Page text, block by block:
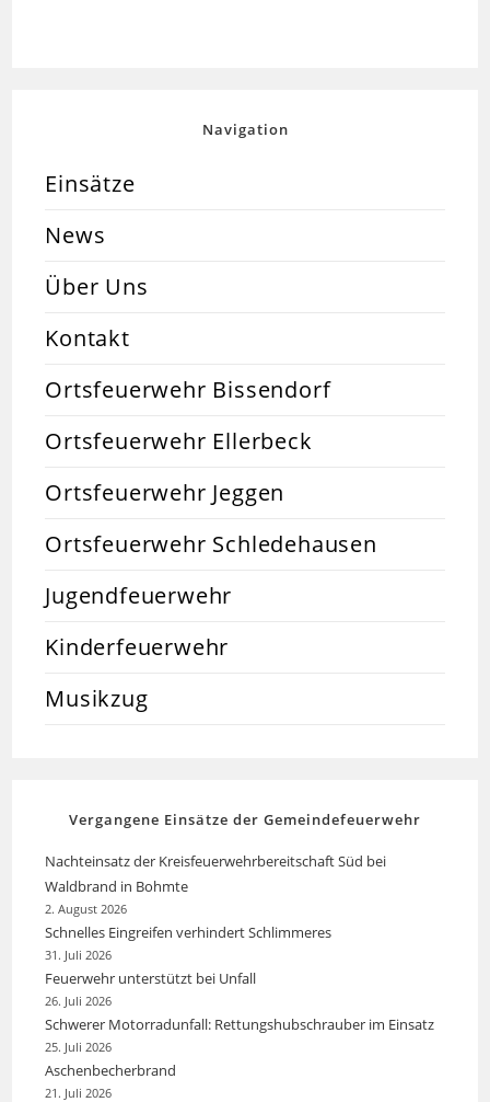
Navigation
Einsätze
News
Über Uns
Kontakt
Ortsfeuerwehr Bissendorf
Ortsfeuerwehr Ellerbeck
Ortsfeuerwehr Jeggen
Ortsfeuerwehr Schledehausen
Jugendfeuerwehr
Kinderfeuerwehr
Musikzug
Vergangene Einsätze der Gemeindefeuerwehr
Nachteinsatz der Kreisfeuerwehrbereitschaft Süd bei
Waldbrand in Bohmte
2. August 2026
Schnelles Eingreifen verhindert Schlimmeres
31. Juli 2026
Feuerwehr unterstützt bei Unfall
26. Juli 2026
Schwerer Motorradunfall: Rettungshubschrauber im Einsatz
25. Juli 2026
Aschenbecherbrand
21. Juli 2026